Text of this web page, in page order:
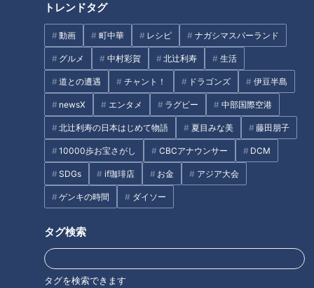
トレンドタグ
動画 町中華 レシピ ナガシマスパーランド
グルメ 中村彩賀 北辻利寿 生活
道との遭遇 チャント！ ドラゴンズ 伊豆半島
newsX エンタメ ラグビー 中部国際空港
北辻利寿の日本はじめて物語 夏目みな美 藤田朋子
10000歩お宝さがし CBCアナウンサー DCM
SDGs if珈琲店 お金 アジア大会
ゲンキの時間 ダイソー
タグ検索
タグを検索できます
夏場は「便秘」になりやす
い？…“干からび腸”に注意！名
医直伝「夏の便秘対策」
れ腸』!?…名医イチオシ“便秘改
善食”！便秘の原因と改善法
タグ
健康 ゲンキの時間 坂下千里子 石丸幹二
オススメ関連コンテンツ